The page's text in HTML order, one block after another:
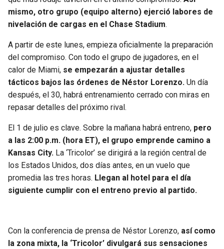
mismo, otro grupo (equipo alterno) ejerció labores de
nivelación de cargas en el Chase Stadium.
A partir de este lunes, empieza oficialmente la preparación
del compromiso. Con todo el grupo de jugadores, en el
calor de Miami, se empezarán a ajustar detalles
tácticos bajos las órdenes de Néstor Lorenzo. Un día
después, el 30, habrá entrenamiento cerrado con miras en
repasar detalles del próximo rival.
El 1 de julio es clave. Sobre la mañana habrá entreno, pero
a las 2:00 p.m. (hora ET), el grupo emprende camino a
Kansas City. La ‘Tricolor’ se dirigirá a la región central de
los Estados Unidos, dos días antes, en un vuelo que
promedia las tres horas. Llegan al hotel para el día
siguiente cumplir con el entreno previo al partido.
Con la conferencia de prensa de Néstor Lorenzo, así como
la zona mixta, la ‘Tricolor’ divulgará sus sensaciones